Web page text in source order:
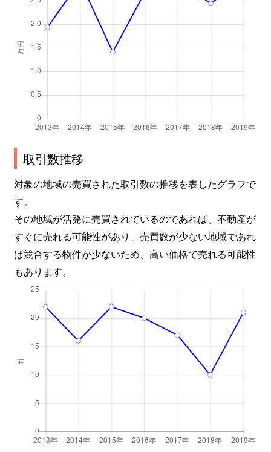
取引数推移
対象の地域の売買された取引数の推移を表したグラフで
す。
その地域が活発に売買されているのであれば、不動産が
すぐに売れる可能性があり、売買数が少ない地域であれ
ば競合する物件が少ないため、高い価格で売れる可能性
もあります。